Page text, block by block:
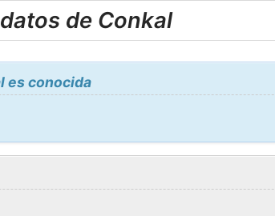
de Conkal
es conocida